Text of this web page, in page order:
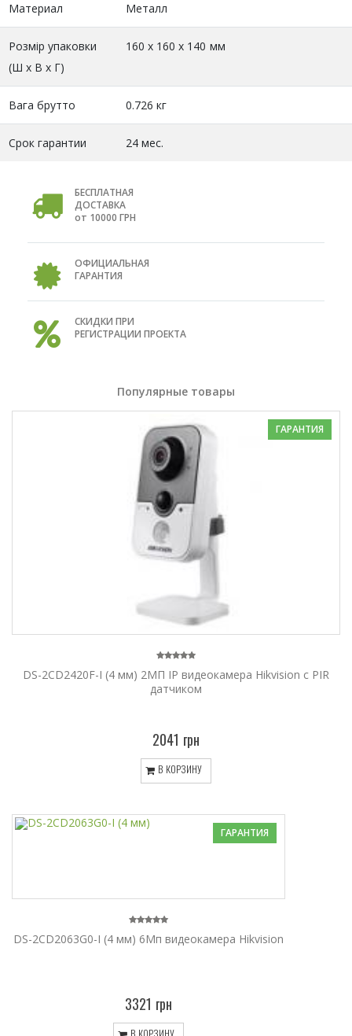
Материал Металл
Розмір упаковки
(Ш х В х Г)
160 x 160 x 140 мм
Вага брутто 0.726 кг
Срок гарантии 24 мес.
БЕСПЛАТНАЯ
ДОСТАВКА
от 10000 ГРН
ОФИЦИАЛЬНАЯ
ГАРАНТИЯ
СКИДКИ ПРИ
РЕГИСТРАЦИИ ПРОЕКТА
Популярные товары
ГАРАНТИЯ
DS-2CD2420F-I (4 мм) 2МП IP видеокамера Hikvision с PIR
датчиком
2041 грн
В КОРЗИНУ
ГАРАНТИЯ
DS-2CD2063G0-I (4 мм) 6Мп видеокамера Hikvision
3321 грн